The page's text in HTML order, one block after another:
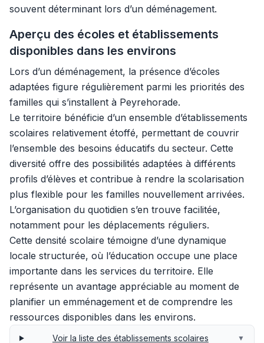
souvent déterminant lors d’un déménagement.
Aperçu des écoles et établissements
disponibles dans les environs
Lors d’un déménagement, la présence d’écoles
adaptées figure régulièrement parmi les priorités des
familles qui s’installent à Peyrehorade.
Le territoire bénéficie d’un ensemble d’établissements
scolaires relativement étoffé, permettant de couvrir
l’ensemble des besoins éducatifs du secteur. Cette
diversité offre des possibilités adaptées à différents
profils d’élèves et contribue à rendre la scolarisation
plus flexible pour les familles nouvellement arrivées.
L’organisation du quotidien s’en trouve facilitée,
notamment pour les déplacements réguliers.
Cette densité scolaire témoigne d’une dynamique
locale structurée, où l’éducation occupe une place
importante dans les services du territoire. Elle
représente un avantage appréciable au moment de
planifier un emménagement et de comprendre les
ressources disponibles dans les environs.
Voir la liste des établissements scolaires ▼